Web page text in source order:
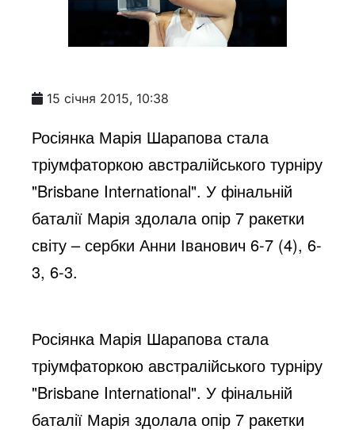
15 січня 2015, 10:38
Росіянка Марія Шарапова стала
тріумфаторкою австралійського турніру
"Brisbane International". У фінальній
баталії Марія здолала опір 7 ракетки
світу – сербки Анни Іванович 6-7 (4), 6-
3, 6-3.
Росіянка Марія Шарапова стала
тріумфаторкою австралійського турніру
"Brisbane International". У фінальній
баталії Марія здолала опір 7 ракетки